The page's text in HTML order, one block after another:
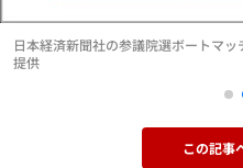
日本経済新聞社の参議院選ボートマ
提供
この記事